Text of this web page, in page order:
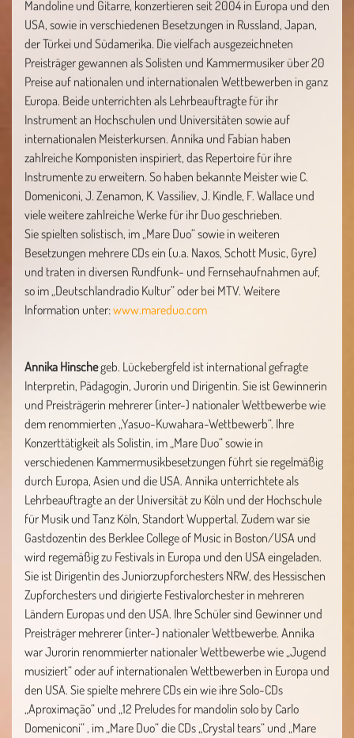
Mandoline und Gitarre, konzertieren seit 2004 in Europa und den
USA, sowie in verschiedenen Besetzungen in Russland, Japan,
der Türkei und Südamerika. Die vielfach ausgezeichneten
Preisträger gewannen als Solisten und Kammermusiker über 20
Preise auf nationalen und internationalen Wettbewerben in ganz
Europa. Beide unterrichten als Lehrbeauftragte für ihr
Instrument an Hochschulen und Universitäten sowie auf
internationalen Meisterkursen. Annika und Fabian haben
zahlreiche Komponisten inspiriert, das Repertoire für ihre
Instrumente zu erweitern. So haben bekannte Meister wie C.
Domeniconi, J. Zenamon, K. Vassiliev, J. Kindle, F. Wallace und
viele weitere zahlreiche Werke für ihr Duo geschrieben.
Sie spielten solistisch, im „Mare Duo“ sowie in weiteren
Besetzungen mehrere CDs ein (u.a. Naxos, Schott Music, Gyre)
und traten in diversen Rundfunk- und Fernsehaufnahmen auf,
so im „Deutschlandradio Kultur” oder bei MTV. Weitere
Information unter:www.mareduo.com
Annika Hinschegeb. Lückebergfeld ist international gefragte
Interpretin, Pädagogin, Jurorin und Dirigentin. Sie ist Gewinnerin
und Preisträgerin mehrerer (inter-) nationaler Wettbewerbe wie
dem renommierten „Yasuo-Kuwahara-Wettbewerb“. Ihre
Konzerttätigkeit als Solistin, im „Mare Duo“ sowie in
verschiedenen Kammermusikbesetzungen führt sie regelmäßig
durch Europa, Asien und die USA. Annika unterrichtete als
Lehrbeauftragte an der Universität zu Köln und der Hochschule
für Musik und Tanz Köln, Standort Wuppertal. Zudem war sie
Gastdozentin des Berklee College of Music in Boston/USA und
wird regemäßig zu Festivals in Europa und den USA eingeladen.
Sie ist Dirigentin des Juniorzupforchesters NRW, des Hessischen
Zupforchesters und dirigierte Festivalorchester in mehreren
Ländern Europas und den USA. Ihre Schüler sind Gewinner und
Preisträger mehrerer (inter-) nationaler Wettbewerbe. Annika
war Jurorin renommierter nationaler Wettbewerbe wie „Jugend
musiziert“ oder auf internationalen Wettbewerben in Europa und
den USA. Sie spielte mehrere CDs ein wie ihre Solo-CDs
„Aproximação“ und „12 Preludes for mandolin solo by Carlo
Domeniconi“ , im „Mare Duo“ die CDs „Crystal tears“ und „Mare